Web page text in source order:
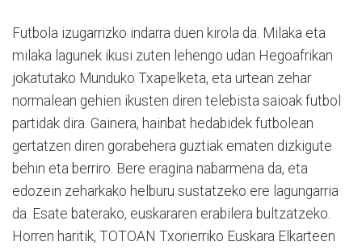
Futbola izugarrizko indarra duen kirola da. Milaka eta
milaka lagunek ikusi zuten lehengo udan Hegoafrikan
jokatutako Munduko Txapelketa, eta urtean zehar
normalean gehien ikusten diren telebista saioak futbol
partidak dira. Gainera, hainbat hedabidek futbolean
gertatzen diren gorabehera guztiak ematen dizkigute
behin eta berriro. Bere eragina nabarmena da, eta
edozein zeharkako helburu sustatzeko ere lagungarria
da. Esate baterako, euskararen erabilera bultzatzeko.
Horren haritik, TOTOAN Txorierriko Euskara Elkarteen